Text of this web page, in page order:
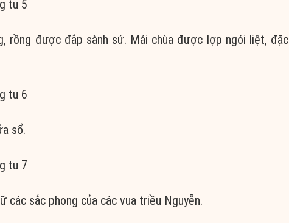
rồng được đắp sành sứ. Mái chùa được lợp ngói liệt, đặc
sổ.
các sắc phong của các vua triều Nguyễn.